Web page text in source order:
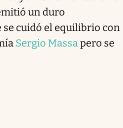
un duro
se cuidó el equilibrio con
Sergio Massapero se